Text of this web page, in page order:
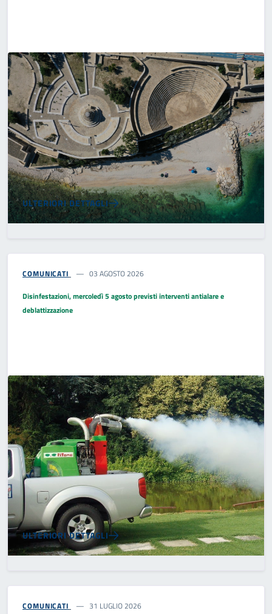
ULTERIORI DETTAGLI
COMUNICATI
03 AGOSTO 2026
Disinfestazioni, mercoledì 5 agosto previsti interventi antialare e
deblattizzazione
ULTERIORI DETTAGLI
COMUNICATI 31 LUGLIO 2026